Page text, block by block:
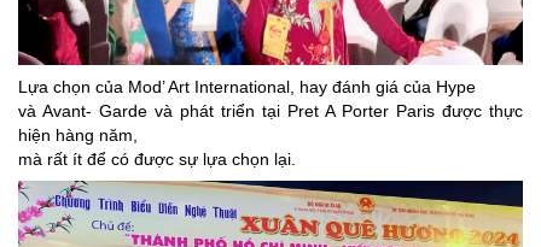
Lựa chọn của Mod’ Art International, hay đánh giá của Hype
và Avant- Garde và phát triển tại Pret A Porter Paris được thực
hiện hàng năm,
mà rất ít để có được sự lựa chọn lại.